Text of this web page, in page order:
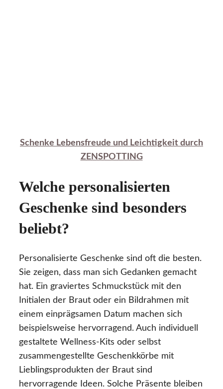
Schenke Lebensfreude und Leichtigkeit durch
ZENSPOTTING
Welche personalisierten
Geschenke sind besonders
beliebt?
Personalisierte Geschenke sind oft die besten.
Sie zeigen, dass man sich Gedanken gemacht
hat. Ein graviertes Schmuckstück mit den
Initialen der Braut oder ein Bildrahmen mit
einem einprägsamen Datum machen sich
beispielsweise hervorragend. Auch individuell
gestaltete Wellness-Kits oder selbst
zusammengestellte Geschenkkörbe mit
Lieblingsprodukten der Braut sind
hervorragende Ideen. Solche Präsente bleiben